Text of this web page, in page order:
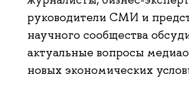
руководители СМИ и
научного сообщества
актуальные вопросы
новых экономических